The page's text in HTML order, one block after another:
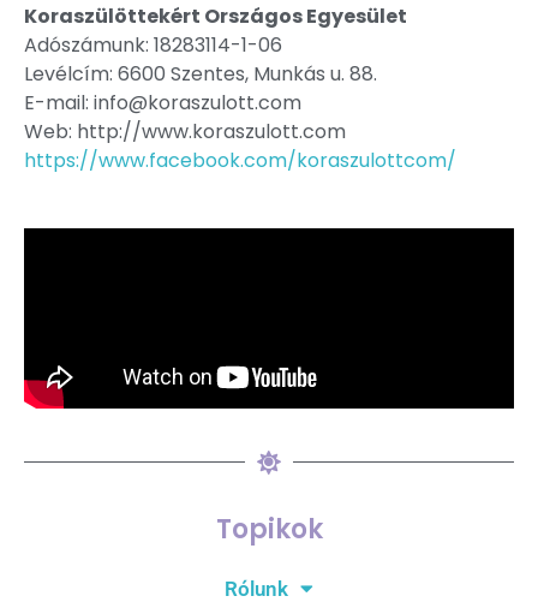
Koraszülöttekért Országos Egyesület
Adószámunk: 18283114-1-06
Levélcím: 6600 Szentes, Munkás u. 88.
E-mail: info@koraszulott.com
Web: http://www.koraszulott.com
https://www.facebook.com/koraszulottcom/
Topikok
Rólunk